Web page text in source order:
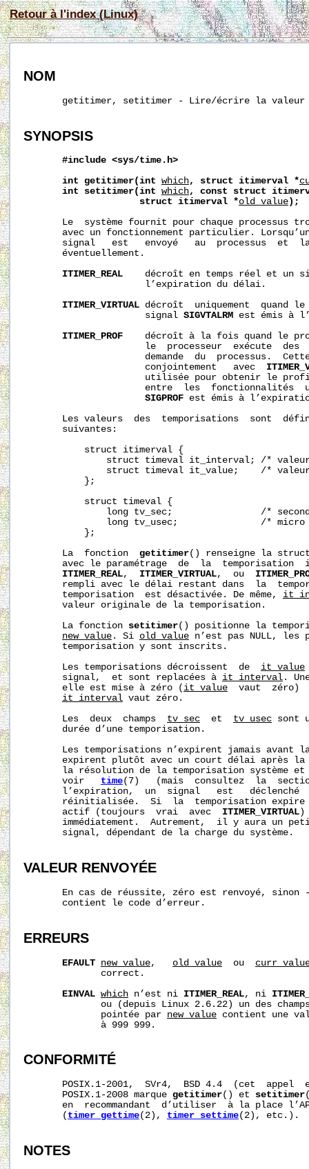
Retour à l'index (Linux)
NOM
getitimer, setitimer - Lire/écrire la valeur
SYNOPSIS
#include <sys/time.h>
int getitimer(int which, struct itimerval *
int
setitimer(int which, const struct
struct itimerval *old_value );
Le  système fournit pour chaque processus
avec un fonctionnement particulier.
signal   est   envoyé   au  processus  et
       éventuellement.
ITIMER_REAL
décroît en temps réel et un
                      l’expiration du délai.
ITIMER_VIRTUAL décroît  uniquement  quand le
                      signal
SIGVTALRM est émis à
ITIMER_PROF
décroît à la fois quand le
le  processeur  exécute  des
demande  du  processus.
                      conjointement   avec
utilisée pour obtenir le
entre  les  fonctionnalités
SIGPROF est émis à
Les valeurs  des  temporisations  sont
       suivantes:
           struct itimerval {
struct timeval it_interval; /*
struct timeval it_value;    /*
           };
           struct timeval {
long tv_sec;                /*
long tv_usec;               /* micro
           };
       La  fonction
getitimer() renseigne la
avec le paramétrage  de  la  temporisation
ITIMER_REAL, ITIMER_VIRTUAL,  ou
rempli avec le délai restant dans  la
       temporisation  est désactivée. De même,
       valeur originale de la temporisation.
       La fonction
setitimer() positionne la
new_value . Si old_value n’est pas NULL, les
       temporisation y sont inscrits.
       Les temporisations décroissent  de
it_value
       signal,  et sont replacées à
it_interval .
       elle est mise à zéro (
it_value
vaut  zéro)
it_interval vaut zéro.
       Les  deux  champs
tv_sec
  et
tv_usec sont
       durée d’une temporisation.
Les temporisations n’expirent jamais avant
expirent plutôt avec un court délai après
la résolution de la temporisation système
       voir
time(7)   (mais  consultez  la  section
l’expiration,  un  signal   est   déclenché
réinitialisée.  Si  la  temporisation
       actif (toujours  vrai  avec
ITIMER_VIRTUAL )
immédiatement.  Autrement,  il y aura un
       signal, dépendant de la charge du système.
VALEUR RENVOYÉE
En cas de réussite, zéro est renvoyé,
       contient le code d’erreur.
ERREURS
EFAULT new_value, old_value
  ou
              correct.
EINVAL which n’est ni ITIMER_REAL, ni
ou (depuis Linux 2.6.22) un des
              pointée par
new_value contient une
              à 999 999.
CONFORMITÉ
POSIX.1-2001,  SVr4,  BSD 4.4  (cet  appel
       POSIX.1-2008 marque
getitimer() et setitimer
en  recommandant  d’utiliser  à la place
       (
timer_gettime(2), timer_settime(2), etc.).
NOTES